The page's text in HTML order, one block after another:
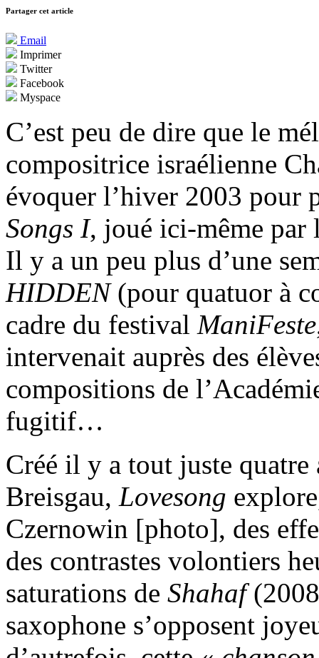
Partager cet article
Email
Imprimer
Twitter
Facebook
Myspace
C’est peu de dire que le
compositrice israélienne
évoquer l’hiver 2003 pour
Songs I, joué ici-même
Il y a un peu plus d’une
HIDDEN (pour quatuor à
cadre du festival ManiFeste
intervenait auprès des
compositions de
fugitif…
Créé il y a tout juste
Breisgau, Lovesong
Czernowin [photo], des
des contrastes volontiers
saturations de Shahaf
saxophone s’opposent